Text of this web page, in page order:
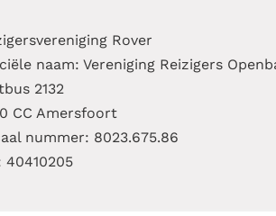
Rover
naam: Vereniging Reizigers
2132
CC Amersfoort
nummer: 8023.675.86
40410205